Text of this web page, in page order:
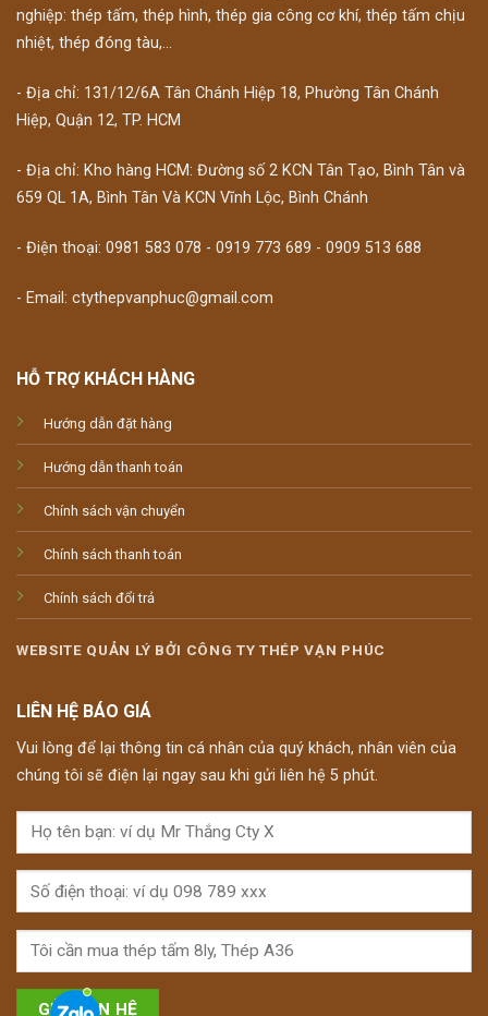
nghiệp: thép tấm, thép hình, thép gia công cơ khí, thép tấm chịu
nhiệt, thép đóng tàu,...
- Địa chỉ: 131/12/6A Tân Chánh Hiệp 18, Phường Tân Chánh
Hiệp, Quận 12, TP. HCM
- Địa chỉ: Kho hàng HCM: Đường số 2 KCN Tân Tạo, Bình Tân và
659 QL 1A, Bình Tân Và KCN Vĩnh Lộc, Bình Chánh
- Điện thoại: 0981 583 078 - 0919 773 689 - 0909 513 688
- Email: ctythepvanphuc@gmail.com
HỖ TRỢ KHÁCH HÀNG
Hướng dẫn đặt hàng
Hướng dẫn thanh toán
Chính sách vận chuyển
Chính sách thanh toán
Chính sách đổi trả
WEBSITE QUẢN LÝ BỞI CÔNG TY THÉP VẠN PHÚC
LIÊN HỆ BÁO GIÁ
Vui lòng để lại thông tin cá nhân của quý khách, nhân viên của
chúng tôi sẽ điện lại ngay sau khi gửi liên hệ 5 phút.